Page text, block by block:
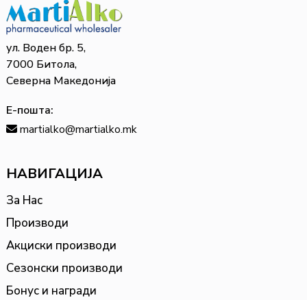
ул. Воден бр. 5,
7000 Битола,
Северна Македонија
Е-пошта:
martialko@martialko.mk
НАВИГАЦИЈА
За Нас
Производи
Акциски производи
Сезонски производи
Бонус и награди